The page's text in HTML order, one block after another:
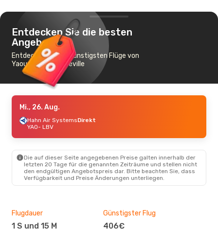
Entdecken Sie die besten
Angebote
Entdecken Sie die günstigsten Flüge von
Yaoundé nach Libreville
Mi., 26. Aug.
Hahn Air SystemsDirekt
YAO- LBV
Die auf dieser Seite angegebenen Preise galten innerhalb der
letzten 20 Tage für die genannten Zeiträume und stellen nicht
den endgültigen Angebotspreis dar. Bitte beachten Sie, dass
Verfügbarkeit und Preise Änderungen unterliegen.
Flugdauer
1 S und 15 M
Günstigster Flug
406€